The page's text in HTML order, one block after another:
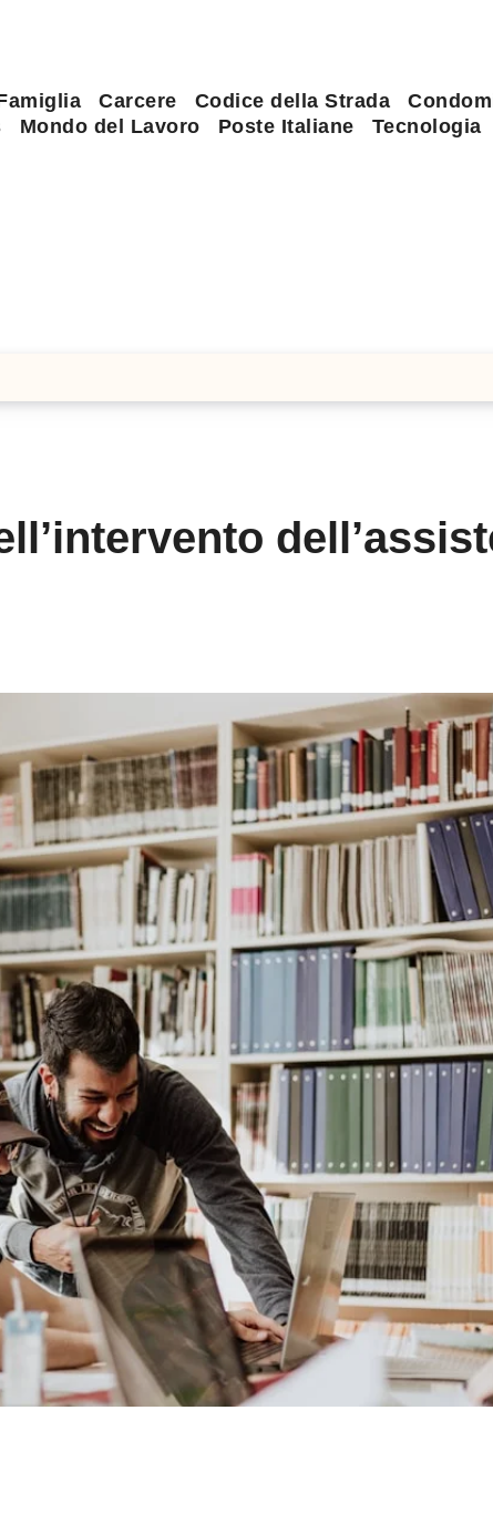
Carcere Codice della Strada
Mondo del Lavoro Poste Italiane Tecnologia